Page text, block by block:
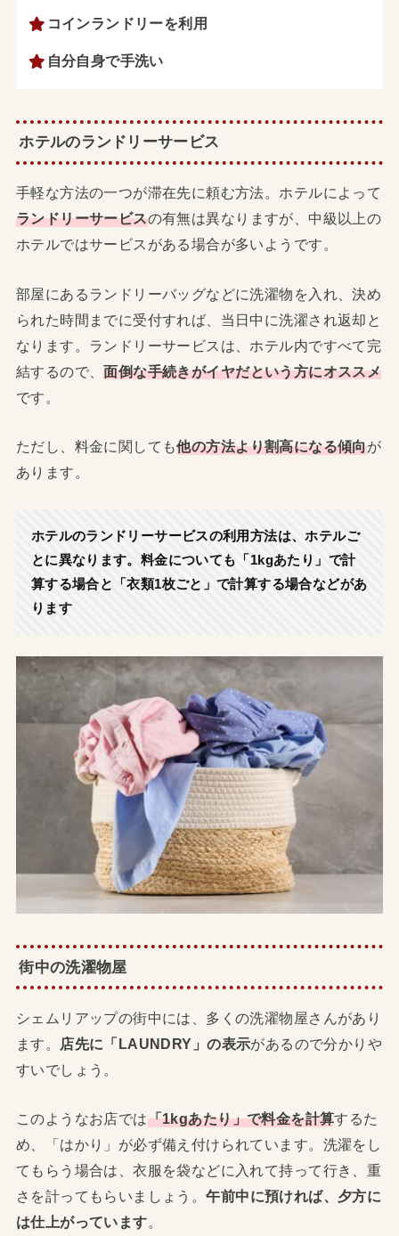
コインランドリーを利用
自分自身で手洗い
ホテルのランドリーサービス
手軽な方法の一つが滞在先に頼む方法。ホテルによって
ランドリーサービスの有無は異なりますが、中級以上の
ホテルではサービスがある場合が多いようです。
部屋にあるランドリーバッグなどに洗濯物を入れ、決め
られた時間までに受付すれば、当日中に洗濯され返却と
なります。ランドリーサービスは、ホテル内ですべて完
結するので、面倒な手続きがイヤだという方にオススメ
です。
ただし、料金に関しても他の方法より割高になる傾向が
あります。
ホテルのランドリーサービスの利用方法は、ホテルご
とに異なります。料金についても「1kgあたり」で計
算する場合と「衣類1枚ごと」で計算する場合などがあ
ります
街中の洗濯物屋
シェムリアップの街中には、多くの洗濯物屋さんがあり
ます。
店先に「LAUNDRY」の表示があるので分かりや
すいでしょう。
このようなお店では「1kgあたり」で料金を計算するた
め、「はかり」が必ず備え付けられています。洗濯をし
てもらう場合は、衣服を袋などに入れて持って行き、重
さを計ってもらいましょう。午前中に預ければ、夕方に
は仕上がっています。